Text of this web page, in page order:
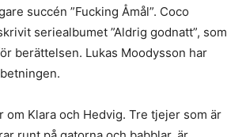
succén ”Fucking Åmål”. Coco
seriealbumet ”Aldrig godnatt”, som
berättelsen. Lukas Moodysson har
om Klara och Hedvig. Tre tjejer som är